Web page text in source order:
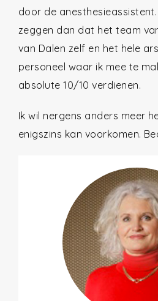
door de
zeggen dan dat het team
van Dalen zelf en het hele
personeel waar ik mee te
absolute 10/10 verdienen.
Ik wil nergens anders meer
enigszins kan voorkomen.